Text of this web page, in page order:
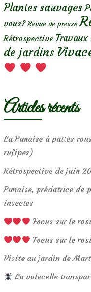
Plantes sauvages
vous? Revue de presse
Rétrospective
de jardins
Articles récents
La Punaise à pattes
rufipes)
Rétrospective de juin
Punaise, prédatrice de
insectes
Focus sur le
Focus sur le
Visite au jardin de
La volucelle